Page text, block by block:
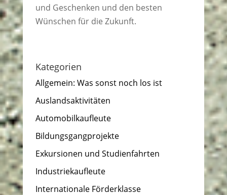
und Geschenken und den besten
Wünschen für die Zukunft.
Kategorien
Allgemein: Was sonst noch los ist
Auslandsaktivitäten
Automobilkaufleute
Bildungsgangprojekte
Exkursionen und Studienfahrten
Industriekaufleute
Internationale Förderklasse